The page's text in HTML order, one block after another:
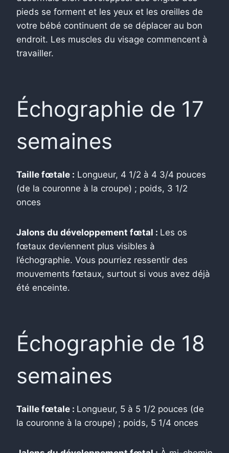
pieds se forment et les yeux et les oreilles de
votre bébé continuent de se déplacer au bon
endroit. Les muscles du visage commencent à
travailler.
Échographie de 17
semaines
Taille fœtale : Longueur, 4 1/2 à 4 3/4 pouces
(de la couronne à la croupe) ; poids, 3 1/2
onces
Jalons du développement fœtal : Les os
fœtaux deviennent plus visibles à
l’échographie. Vous pourriez ressentir des
mouvements fœtaux, surtout si vous avez déjà
été enceinte.
Échographie de 18
semaines
Taille fœtale : Longueur, 5 à 5 1/2 pouces (de
la couronne à la croupe) ; poids, 5 1/4 onces